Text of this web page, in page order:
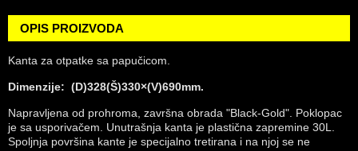
OPIS PROIZVODA
Kanta za otpatke sa papučicom.
Dimenzije: (D)328(Š)330×(V)690mm.
Napravljena od prohroma, završna obrada "Black-Gold". Poklopac
je sa usporivačem. Unutrašnja kanta je plastična zapremine 30L.
Spoljnja površina kante je specijalno tretirana i na njoj se ne